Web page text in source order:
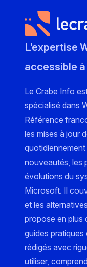
L'expertise
accessible
Le Crabe Info
spécialisé dans
Référence
les mises à jour
nouveautés, les
évolutions du
Microsoft. Il
et les
propose en plus
guides
rédigés avec
utiliser,